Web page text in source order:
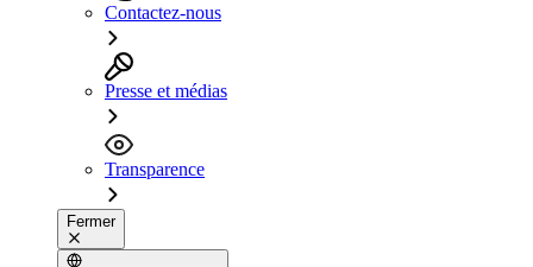
Contactez-nous
Presse et médias
Transparence
Fermer